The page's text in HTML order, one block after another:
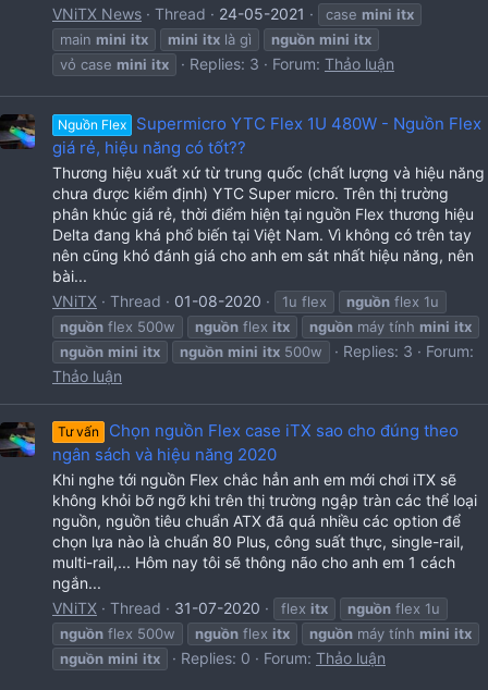
VNiTX News
Thread 24-05-2021 case mini itx
main mini itx mini itx là gì nguồn mini itx
vỏ case mini itx Replies: 3 Forum: Thảo luận
Nguồn Flex
Supermicro YTC Flex 1U 480W - Nguồn Flex
giá rẻ, hiệu năng có tốt??
Thương hiệu xuất xứ từ trung quốc (chất lượng và hiệu năng
chưa được kiểm định) YTC Super micro. Trên thị trường
phân khúc giá rẻ, thời điểm hiện tại nguồn Flex thương hiệu
Delta đang khá phổ biến tại Việt Nam. Vì không có trên tay
nên cũng khó đánh giá cho anh em sát nhất hiệu năng, nên
bài...
VNiTX
Thread 01-08-2020 1u flex nguồn flex 1u
nguồn flex 500w nguồn flex itx nguồn máy tính mini itx
nguồn mini itx nguồn mini itx 500w Replies: 3
Forum:
Thảo luận
Tư vấn
Chọn nguồn Flex case iTX sao cho đúng theo
ngân sách và hiệu năng 2020
Khi nghe tới nguồn Flex chắc hẳn anh em mới chơi iTX sẽ
không khỏi bỡ ngỡ khi trên thị trường ngập tràn các thể loại
nguồn, nguồn tiêu chuẩn ATX đã quá nhiều các option để
chọn lựa nào là chuẩn 80 Plus, công suất thực, single-rail,
multi-rail,... Hôm nay tôi sẽ thông não cho anh em 1 cách
ngắn...
VNiTX
Thread 31-07-2020 flex itx nguồn flex 1u
nguồn flex 500w nguồn flex itx nguồn máy tính mini itx
nguồn mini itx Replies: 0 Forum: Thảo luận